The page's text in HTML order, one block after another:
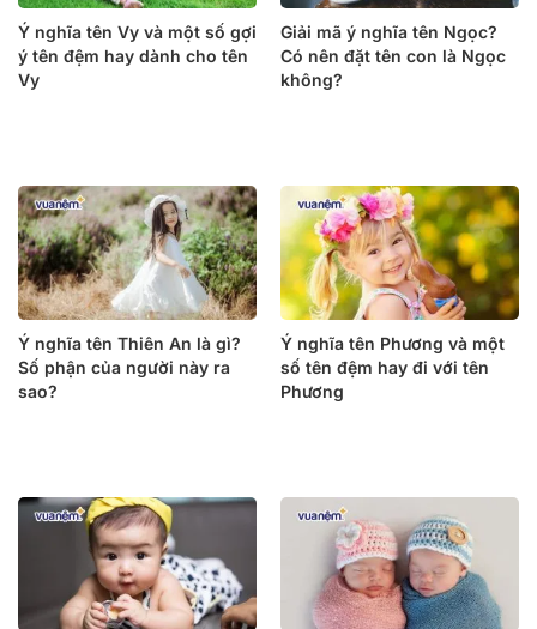
Ý nghĩa tên Vy và một số gợi
ý tên đệm hay dành cho tên
Vy
Giải mã ý nghĩa tên Ngọc?
Có nên đặt tên con là Ngọc
không?
Ý nghĩa tên Thiên An là gì?
Số phận của người này ra
sao?
Ý nghĩa tên Phương và một
số tên đệm hay đi với tên
Phương